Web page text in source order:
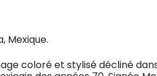
Mexique.
coloré et stylisé décliné